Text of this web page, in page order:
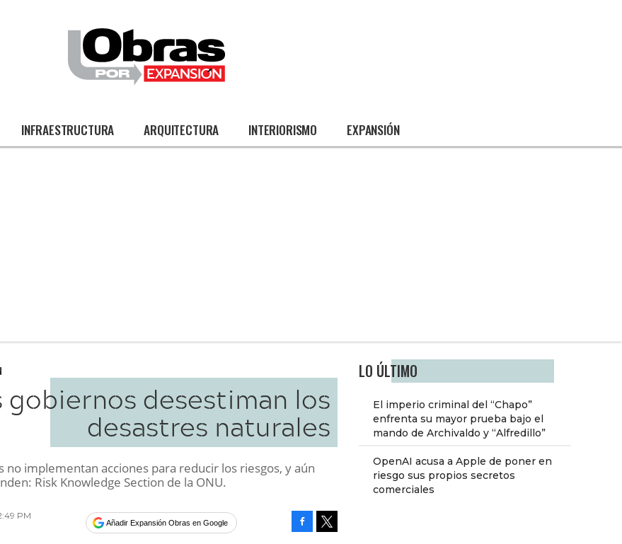
INFRAESTRUCTURA ARQUITECTURA INTERIORISMO EXPANSIÓN
LO ÚLTIMO
El imperio criminal del “Chapo”
enfrenta su mayor prueba bajo el
mando de Archivaldo y “Alfredillo”
OpenAI acusa a Apple de poner en
riesgo sus propios secretos
comerciales
gobiernos desestiman los
desastres naturales
no implementan acciones para reducir los riesgos, y aún
Risk Knowledge Section de la ONU.
PM
Añadir Expansión Obras en Google